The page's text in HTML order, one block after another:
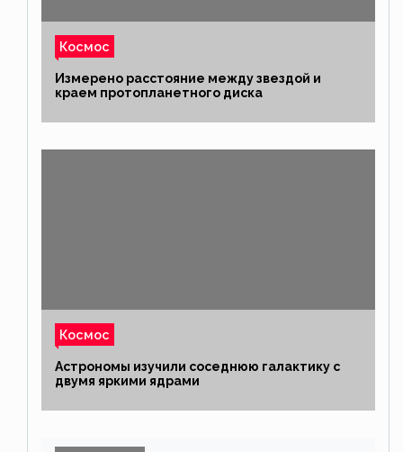
Космос
Измерено расстояние между звездой и
краем протопланетного диска
Космос
Астрономы изучили соседнюю галактику с
двумя яркими ядрами